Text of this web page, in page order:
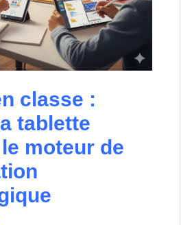
classe :
tablette
moteur de